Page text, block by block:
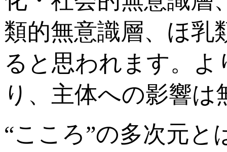
類的無意識層、ほ
ると思われます。
り、主体への影響
“こころ”の多次元と